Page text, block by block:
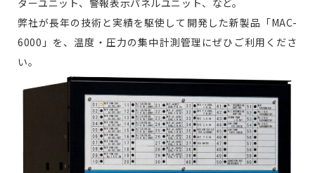
ターユニット、警報表示パネルユニット、など。
弊社が長年の技術と実績を駆使して開発した新製品「MAC-
6000」を、温度・圧力の集中計測管理にぜひご利用くださ
い。